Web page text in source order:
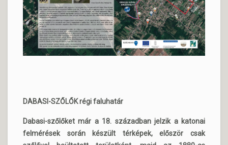
DABASI-SZŐLŐK régi faluhatár
Dabasi-szőlőket már a 18. században jelzik a katonai
felmérések során készült térképek, először csak